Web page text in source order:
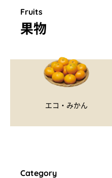
Fruits
果物
エコ・みかん
Category